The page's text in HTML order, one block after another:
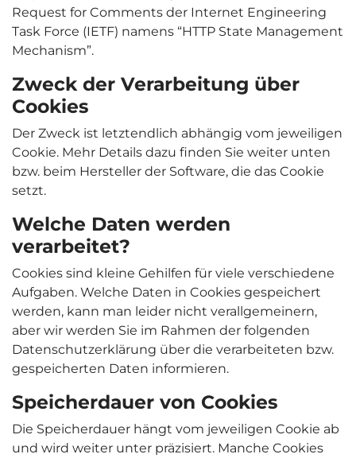
Request for Comments der Internet Engineering
Task Force (IETF) namens “HTTP State Management
Mechanism”.
Zweck der Verarbeitung über
Cookies
Der Zweck ist letztendlich abhängig vom jeweiligen
Cookie. Mehr Details dazu finden Sie weiter unten
bzw. beim Hersteller der Software, die das Cookie
setzt.
Welche Daten werden
verarbeitet?
Cookies sind kleine Gehilfen für viele verschiedene
Aufgaben. Welche Daten in Cookies gespeichert
werden, kann man leider nicht verallgemeinern,
aber wir werden Sie im Rahmen der folgenden
Datenschutzerklärung über die verarbeiteten bzw.
gespeicherten Daten informieren.
Speicherdauer von Cookies
Die Speicherdauer hängt vom jeweiligen Cookie ab
und wird weiter unter präzisiert. Manche Cookies